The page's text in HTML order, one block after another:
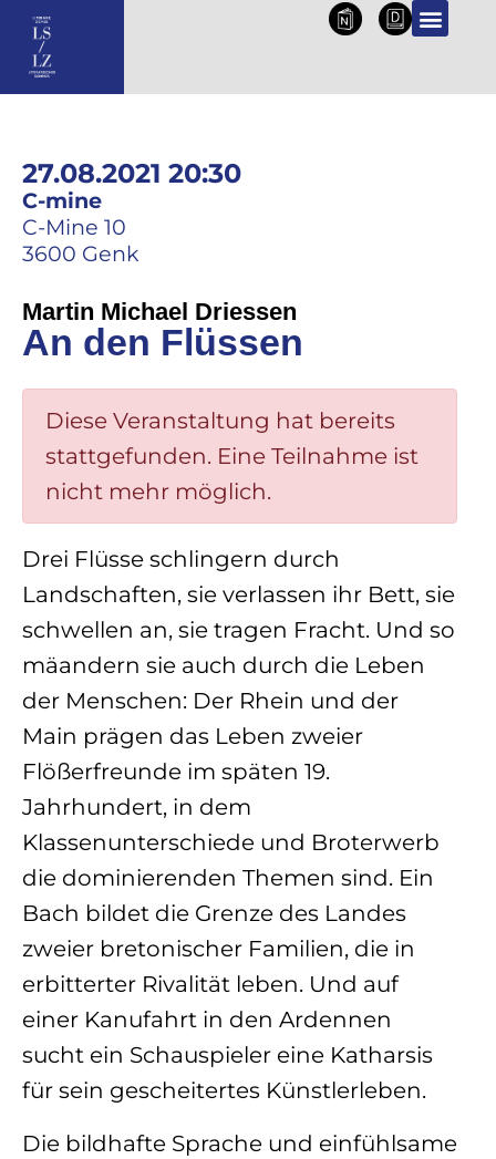
NL DE
27.08.2021 20:30
C-mine
C-Mine 10
3600 Genk
Martin Michael Driessen
An den Flüssen
Diese Veranstaltung hat bereits
stattgefunden. Eine Teilnahme ist
nicht mehr möglich.
Drei Flüsse schlingern durch
Landschaften, sie verlassen ihr Bett, sie
schwellen an, sie tragen Fracht. Und so
mäandern sie auch durch die Leben
der Menschen: Der Rhein und der
Main prägen das Leben zweier
Flößerfreunde im späten 19.
Jahrhundert, in dem
Klassenunterschiede und Broterwerb
die dominierenden Themen sind. Ein
Bach bildet die Grenze des Landes
zweier bretonischer Familien, die in
erbitterter Rivalität leben. Und auf
einer Kanufahrt in den Ardennen
sucht ein Schauspieler eine Katharsis
für sein gescheitertes Künstlerleben.
Die bildhafte Sprache und einfühlsame